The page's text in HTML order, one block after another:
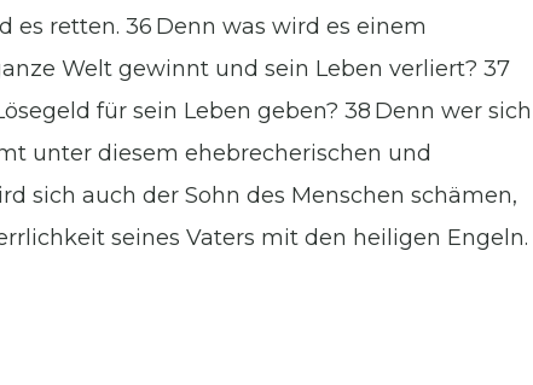
es retten. 36 Denn was wird es einem
Welt gewinnt und sein Leben verliert? 37
für sein Leben geben? 38 Denn wer sich
unter diesem ehebrecherischen und
sich auch der Sohn des Menschen schämen,
seines Vaters mit den heiligen Engeln.